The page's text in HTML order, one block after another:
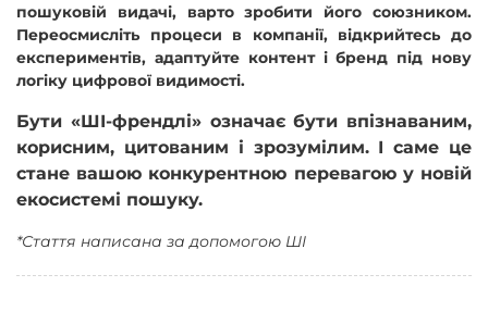
пошуковій видачі, варто зробити його союзником.
Переосмисліть процеси в компанії, відкрийтесь до
експериментів, адаптуйте контент і бренд під нову
логіку цифрової видимості.
Бути «ШІ-френдлі» означає бути впізнаваним,
корисним, цитованим і зрозумілим. І саме це
стане вашою конкурентною перевагою у новій
екосистемі пошуку.
*Стаття написана за допомогою ШІ